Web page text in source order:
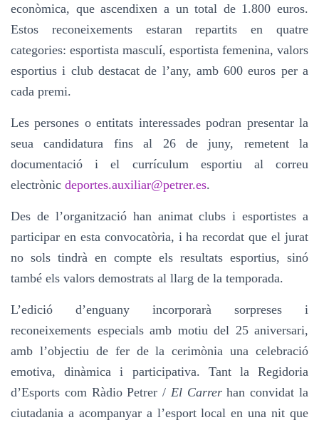
econòmica, que ascendixen a un total de 1.800 euros.
Estos reconeixements estaran repartits en quatre
categories: esportista masculí, esportista femenina, valors
esportius i club destacat de l’any, amb 600 euros per a
cada premi.
Les persones o entitats interessades podran presentar la
seua candidatura fins al 26 de juny, remetent la
documentació i el currículum esportiu al correu
electrònic deportes.auxiliar@petrer.es.
Des de l’organització han animat clubs i esportistes a
participar en esta convocatòria, i ha recordat que el jurat
no sols tindrà en compte els resultats esportius, sinó
també els valors demostrats al llarg de la temporada.
L’edició d’enguany incorporarà sorpreses i
reconeixements especials amb motiu del 25 aniversari,
amb l’objectiu de fer de la cerimònia una celebració
emotiva, dinàmica i participativa. Tant la Regidoria
d’Esports com Ràdio Petrer / El Carrerhan convidat la
ciutadania a acompanyar a l’esport local en una nit que